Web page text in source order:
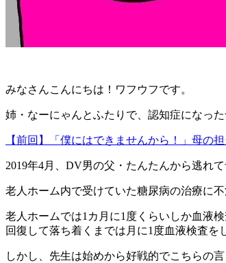
みなさんこんにちは！ワフウフです。
姉・なーにゃんとふたりで、認知症になっ
【前回】「僕にはできませんから！」母の
2019年4月、DV男の父・たんたんから逃れ
老人ホーム内で受けていた糖尿病の治療に
老人ホームでは1カ月に1度くらいしか血液
回復して落ち着くまでは月に1度血液検査を
しかし、先生は始めから好戦的でこちらの